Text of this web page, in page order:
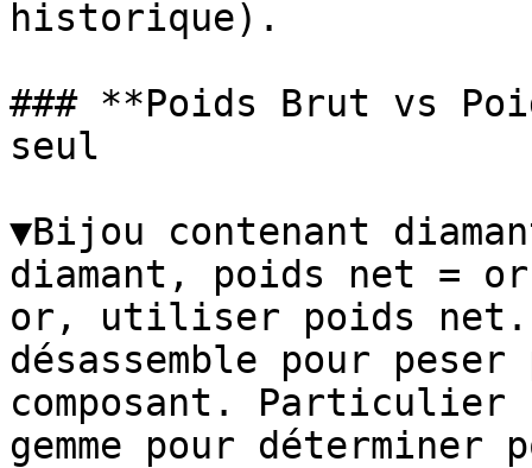
historique).
### **Poids Brut vs
seul
▼Bijou contenant
diamant, poids net =
or, utiliser poids net.
désassemble pour peser
composant.
gemme pour